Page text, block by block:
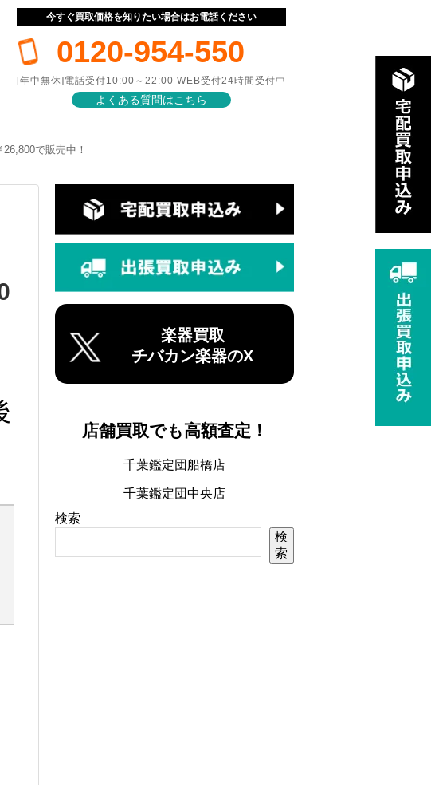
今すぐ買取価格を知りたい場合はお電話ください
0120-954-550
[年中無休]電話受付10:00～22:00 WEB受付24時間受付中
よくある質問はこちら
で販売中！
楽器買取
チバカン楽器のX
店舗買取でも高額査定！
千葉鑑定団船橋店
千葉鑑定団中央店
検索
検
索